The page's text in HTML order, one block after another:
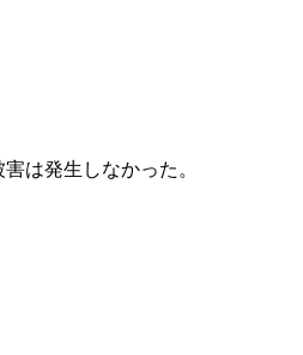
は発生しなかった。